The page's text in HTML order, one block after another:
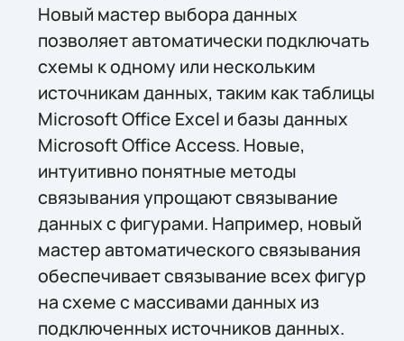
Новый мастер выбора данных
позволяет автоматически подключать
схемы к одному или нескольким
источникам данных, таким как таблицы
Microsoft Office Excel и базы данных
Microsoft Office Access. Новые,
интуитивно понятные методы
связывания упрощают связывание
данных с фигурами. Например, новый
мастер автоматического связывания
обеспечивает связывание всех фигур
на схеме с массивами данных из
подключенных источников данных.